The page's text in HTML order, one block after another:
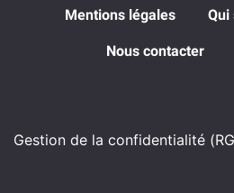
Mentions légales Qui
Nous contacter
Gestion de la confidentialité